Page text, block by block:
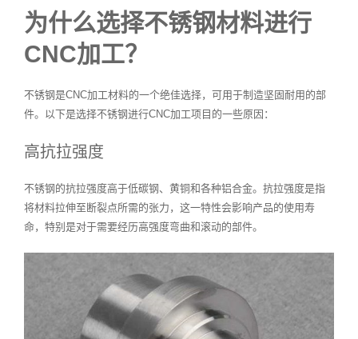
为什么选择不锈钢材料进行
CNC加工？
不锈钢是CNC加工材料的一个绝佳选择，可用于制造坚固耐用的部
件。以下是选择不锈钢进行CNC加工项目的一些原因：
高抗拉强度
不锈钢的抗拉强度高于低碳钢、黄铜和各种铝合金。抗拉强度是指
将材料拉伸至断裂点所需的张力，这一特性会影响产品的使用寿
命，特别是对于需要经历高强度弯曲和滚动的部件。